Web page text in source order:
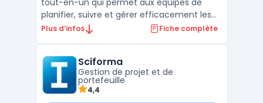
tout-en-un qui permet aux équipes de
planifier, suivre et gérer efficacement les
projets. Avec SpiraPlan, les utilisateurs
compris la gestion des exigences, la gestion
des ...
Plus d’infos Fiche complète
Sciforma
Gestion de projet et de
portefeuille
4,4